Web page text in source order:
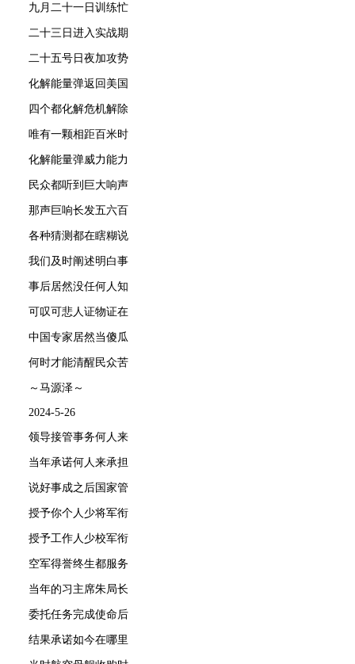
九月二十一日训练忙
二十三日进入实战期
二十五号日夜加攻势
化解能量弹返回美国
四个都化解危机解除
唯有一颗相距百米时
化解能量弹威力能力
民众都听到巨大响声
那声巨响长发五六百
各种猜测都在瞎糊说
我们及时阐述明白事
事后居然没任何人知
可叹可悲人证物证在
中国专家居然当傻瓜
何时才能清醒民众苦
～马源泽～
2024-5-26
领导接管事务何人来
当年承诺何人来承担
说好事成之后国家管
授予你个人少将军衔
授予工作人少校军衔
空军得誉终生都服务
当年的习主席朱局长
委托任务完成使命后
结果承诺如今在哪里